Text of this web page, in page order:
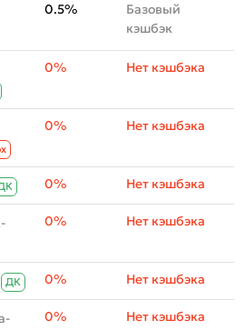
0.5%
Базовый
кэшбэк
0% Нет кэшбэка
0% Нет кэшбэка
0% Нет кэшбэка
0% Нет кэшбэка
ДК 0% Нет кэшбэка
0% Нет кэшбэка